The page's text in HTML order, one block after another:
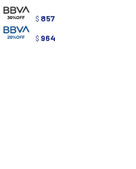
$ 857
$ 964